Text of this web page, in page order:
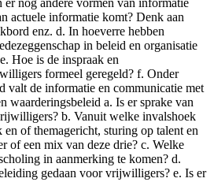
actuele informatie komt? Denk aan
enz. d. In hoeverre hebben
in beleid en organisatie
Hoe is de inspraak en
formeel geregeld? f. Onder
valt de informatie en communicatie met
waarderingsbeleid a. Is er sprake van
b. Vanuit welke invalshoek
of themagericht, sturing op talent en
of een mix van deze drie? c. Welke
in aanmerking te komen? d.
gedaan voor vrijwilligers? e. Is er